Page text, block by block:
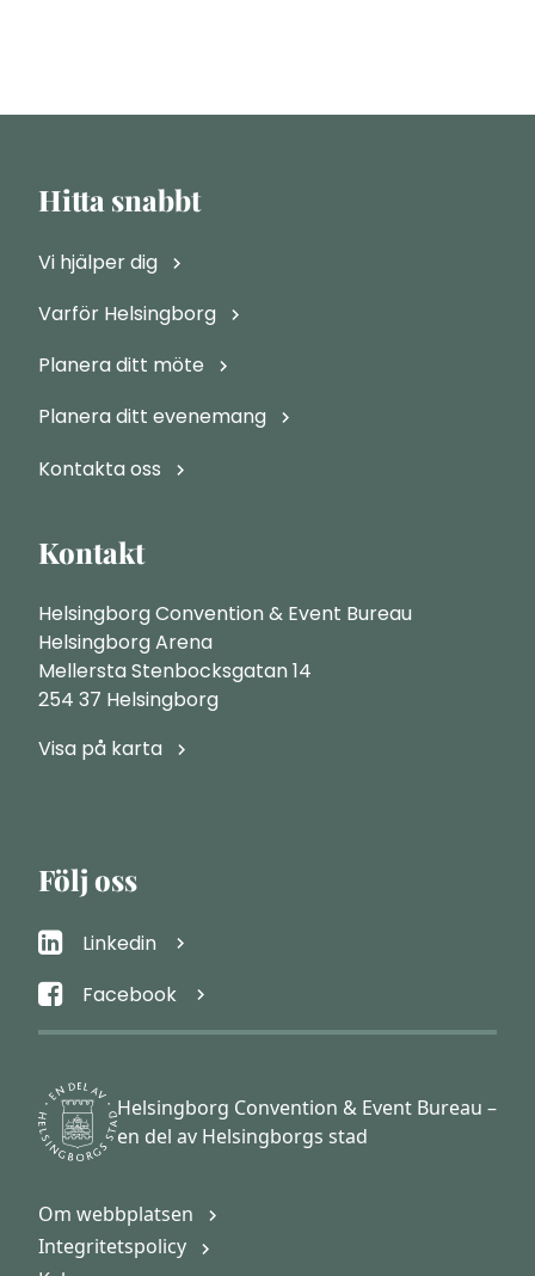
Hitta snabbt
Vi hjälper dig
Varför Helsingborg
Planera ditt möte
Planera ditt evenemang
Kontakta oss
Kontakt
Helsingborg Convention & Event Bureau
Helsingborg Arena
Mellersta Stenbocksgatan 14
254 37 Helsingborg
Visa på karta
Följ oss
Linkedin
Facebook
Helsingborg Convention & Event Bureau –
en del av Helsingborgs stad
Om webbplatsen
Integritetspolicy